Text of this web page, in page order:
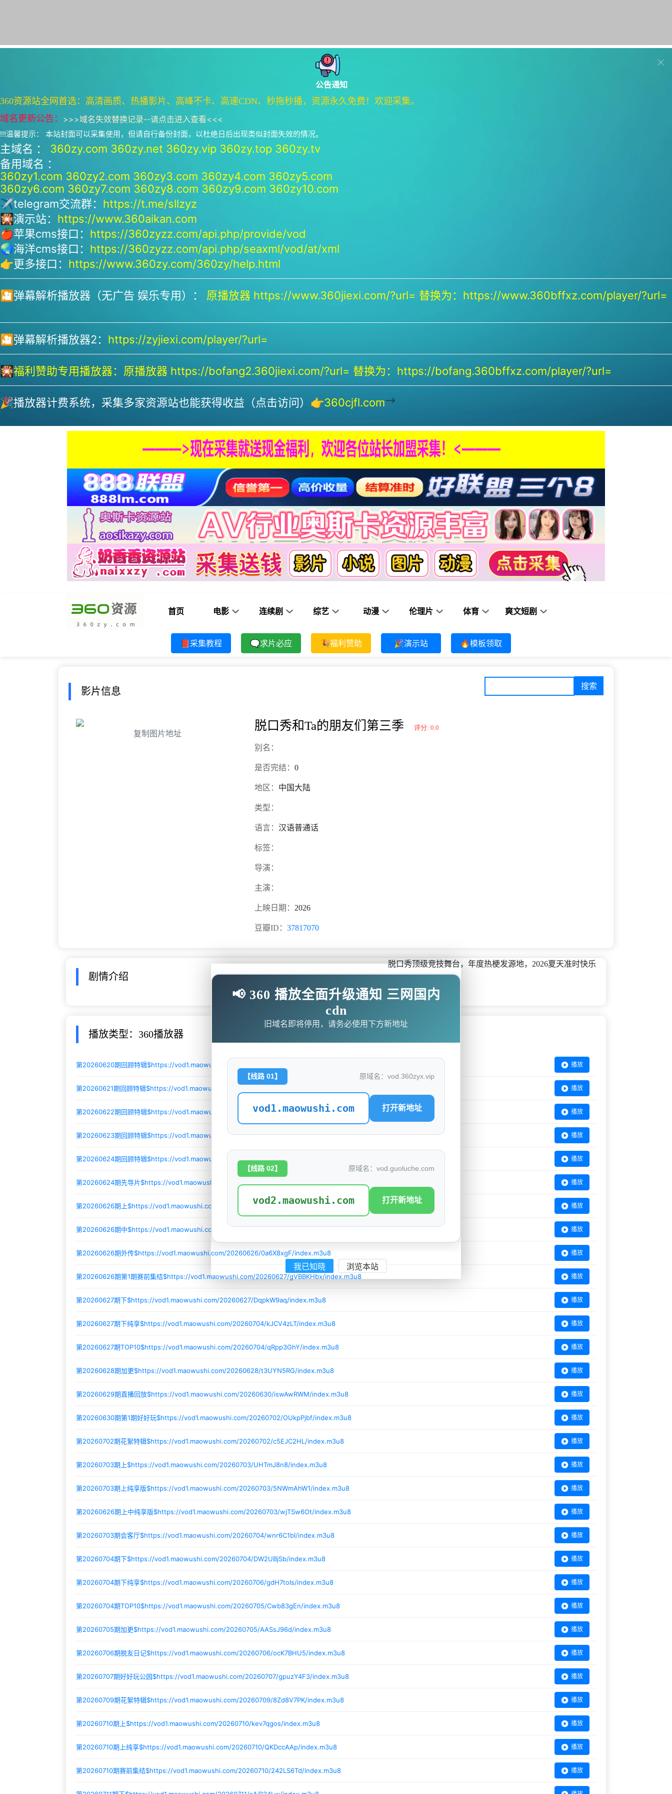
公告通知
360资源站全网首选：高清画质、热播影片、高峰不卡、高速CDN、秒拖秒播，资源永久免费！欢迎采集。
域名更新公告： >>>域名失效替换记录--请点击进入查看<<<
!!!温馨提示： 本站封面可以采集使用，但请自行备份封面，以杜绝日后出现类似封面失效的情况。
主域名 ： 360zy.com 360zy.net 360zy.vip 360zy.top 360zy.tv
备用域名 ：
360zy1.com 360zy2.com 360zy3.com 360zy4.com 360zy5.com
360zy6.com 360zy7.com 360zy8.com 360zy9.com 360zy10.com
✈telegram交流群： https://t.me/sllzyz
🎇演示站： https://www.360aikan.com
🍎苹果cms接口： https://360zyzz.com/api.php/provide/vod
🌏海洋cms接口： https://360zyzz.com/api.php/seaxml/vod/at/xml
👉更多接口： https://www.360zy.com/360zy/help.html
🎦弹幕解析播放器（无广告 娱乐专用）： 原播放器 https://www.360jiexi.com/?url= 替换为：https://www.360bffxz.com/player/?url=
🎦弹幕解析播放器2： https://zyjiexi.com/player/?url=
🎇福利赞助专用播放器： 原播放器 https://bofang2.360jiexi.com/?url= 替换为：https://bofang.360bffxz.com/player/?url=
🎉播放器计费系统，采集多家资源站也能获得收益（点击访问）👉360cjfl.com-->
首页 电影 连续剧 综艺 动漫 伦理片 体育 爽文短剧
📕采集教程 🗨求片必应 🎉福利赞助 🎉演示站 🔥模板领取
影片信息
复制图片地址
脱口秀和Ta的朋友们第三季 评分: 0.0
别名：
是否完结： 0
地区： 中国大陆
类型：
语言： 汉语普通话
标签：
导演：
主演：
上映日期： 2026
豆瓣ID： 37817070
剧情介绍
脱口秀顶级竞技舞台，年度热梗发源地，2026夏天准时快乐
播放类型：360播放器
第20260620期回顾特辑$https://vod1.maowushi.com/20260620/vZCP4wmM/index.m3u8 播放
第20260621期回顾特辑$https://vod1.maowushi.com/20260621/n4PGDNPu/index.m3u8 播放
第20260622期回顾特辑$https://vod1.maowushi.com/20260622/n8mTvcmD/index.m3u8 播放
第20260623期回顾特辑$https://vod1.maowushi.com/20260623/sHgNn9ic/index.m3u8 播放
第20260624期回顾特辑$https://vod1.maowushi.com/20260624/72n2eu8p/index.m3u8 播放
第20260624期先导片$https://vod1.maowushi.com/20260626/NAghMO6N/index.m3u8 播放
第20260626期上$https://vod1.maowushi.com/20260626/LRghUgBx/index.m3u8 播放
第20260626期中$https://vod1.maowushi.com/20260626/QmPk7sgs/index.m3u8 播放
第20260626期外传$https://vod1.maowushi.com/20260626/0a6X8xgF/index.m3u8 播放
第20260626期第1期赛前集结$https://vod1.maowushi.com/20260627/gVBBKHbx/index.m3u8 播放
第20260627期下$https://vod1.maowushi.com/20260627/DqpkW9aq/index.m3u8 播放
第20260627期下纯享$https://vod1.maowushi.com/20260704/kJCV4zLT/index.m3u8 播放
第20260627期TOP10$https://vod1.maowushi.com/20260704/qRpp3GhY/index.m3u8 播放
第20260628期加更$https://vod1.maowushi.com/20260628/t3UYN5RG/index.m3u8 播放
第20260629期直播回放$https://vod1.maowushi.com/20260630/iswAwRWM/index.m3u8 播放
第20260630期第1期好好玩$https://vod1.maowushi.com/20260702/OUkpPjbf/index.m3u8 播放
第20260702期花絮特辑$https://vod1.maowushi.com/20260702/c5EJC2HL/index.m3u8 播放
第20260703期上$https://vod1.maowushi.com/20260703/UHTmJ8n8/index.m3u8 播放
第20260703期上纯享版$https://vod1.maowushi.com/20260703/5NWmAhW1/index.m3u8 播放
第20260626期上中纯享版$https://vod1.maowushi.com/20260703/wjTSw6Ot/index.m3u8 播放
第20260703期会客厅$https://vod1.maowushi.com/20260704/wnr6C1bI/index.m3u8 播放
第20260704期下$https://vod1.maowushi.com/20260704/DW2UBjSb/index.m3u8 播放
第20260704期下纯享$https://vod1.maowushi.com/20260706/gdH7toIs/index.m3u8 播放
第20260704期TOP10$https://vod1.maowushi.com/20260705/Cwb83gEn/index.m3u8 播放
第20260705期加更$https://vod1.maowushi.com/20260705/AASsJ96d/index.m3u8 播放
第20260706期脱友日记$https://vod1.maowushi.com/20260706/ocK7BHU5/index.m3u8 播放
第20260707期好好玩公园$https://vod1.maowushi.com/20260707/gpuzY4F3/index.m3u8 播放
第20260709期花絮特辑$https://vod1.maowushi.com/20260709/8Zd8V7PK/index.m3u8 播放
第20260710期上$https://vod1.maowushi.com/20260710/kev7qgos/index.m3u8 播放
第20260710期上纯享$https://vod1.maowushi.com/20260710/QKDccAAp/index.m3u8 播放
第20260710期赛前集结$https://vod1.maowushi.com/20260710/242LS6Td/index.m3u8 播放
📢 360 播放全面升级通知 三网国内
cdn
旧域名即将停用，请务必使用下方新地址
【线路 01】 原域名：vod.360zyx.vip
vod1.maowushi.com 打开新地址
【线路 02】 原域名：vod.guoluche.com
vod2.maowushi.com 打开新地址
我已知晓 浏览本站